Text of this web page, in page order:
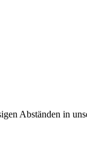
Abständen in